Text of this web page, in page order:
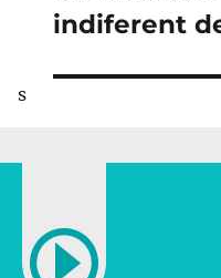
indiferent
s